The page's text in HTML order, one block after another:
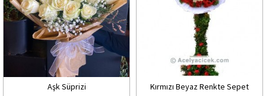
Aşk Süprizi Kırmızı Beyaz Renkte Sepet